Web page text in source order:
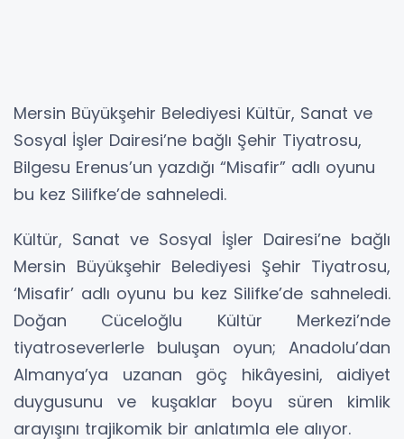
Mersin Büyükşehir Belediyesi Kültür, Sanat ve
Sosyal İşler Dairesi’ne bağlı Şehir Tiyatrosu,
Bilgesu Erenus’un yazdığı “Misafir” adlı oyunu
bu kez Silifke’de sahneledi.
Kültür, Sanat ve Sosyal İşler Dairesi’ne bağlı
Mersin Büyükşehir Belediyesi Şehir Tiyatrosu,
‘Misafir’ adlı oyunu bu kez Silifke’de sahneledi.
Doğan Cüceloğlu Kültür Merkezi’nde
tiyatroseverlerle buluşan oyun; Anadolu’dan
Almanya’ya uzanan göç hikâyesini, aidiyet
duygusunu ve kuşaklar boyu süren kimlik
arayışını trajikomik bir anlatımla ele alıyor.